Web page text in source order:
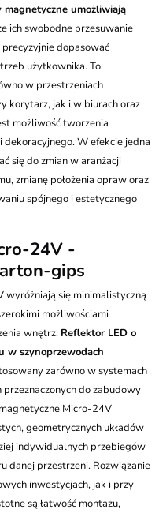
magnetyczne umożliwiają
ich swobodne przesuwanie
dopasować
użytkownika. To
w przestrzeniach
korytarz, jak i w biurach oraz
możliwość tworzenia
W efekcie jedna
się do zmian w aranżacji
zmianę położenia opraw oraz
spójnego i estetycznego
24V -
gips
się minimalistyczną
możliwościami
wnętrz. Reflektor LED o
w szynoprzewodach
zarówno w systemach
do zabudowy
Micro-24V
geometrycznych układów
indywidualnych przebiegów
danej przestrzeni. Rozwiązanie
inwestycjach, jak i przy
są łatwość montażu,